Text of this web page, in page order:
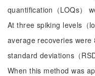
quantification（LOQs）
At three spiking levels（
average recoveries were
standard deviations（
When this method was